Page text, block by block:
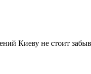
Киеву не стоит